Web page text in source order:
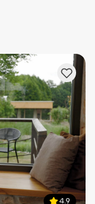
4.9